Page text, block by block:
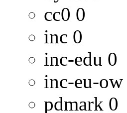
cc0 0
inc 0
inc-edu 0
inc-eu-ow
pdmark 0